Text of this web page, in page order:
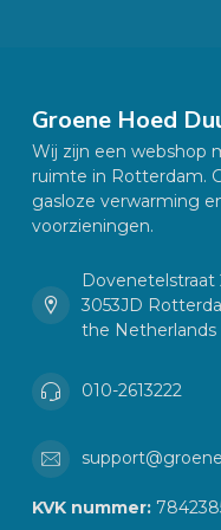
Groene Hoed
Wij zijn een webshop
ruimte in Rotterdam.
gasloze verwarming
voorzieningen.
Dovenetelstraat
3053JD
the Netherlands
010-2613222
KVK nummer: